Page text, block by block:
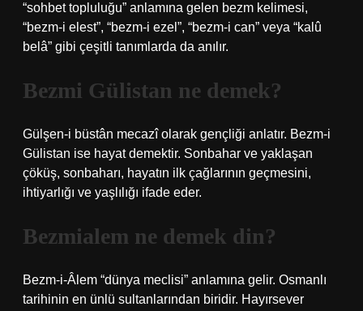
“sohbet topluluğu” anlamına gelen bezm kelimesi,
“bezm-i elest”, “bezm-i ezel”, “bezm-i can” veya “kalû
belâ” gibi çeşitli tanımlarda da anılır.
Bezmi Gülistan ne demek?
Gülşen-i büstân mecazî olarak gençliği anlatır. Bezm-i
Gülistan ise hayat demektir. Sonbahar ve yaklaşan
çöküş, sonbaharı, hayatın ilk çağlarının geçmesini,
ihtiyarlığı ve yaşlılığı ifade eder.
Bezmialem ne demek din?
Bezm-i-Âlem “dünya meclisi” anlamına gelir. Osmanlı
tarihinin en ünlü sultanlarından biridir. Hayırsever